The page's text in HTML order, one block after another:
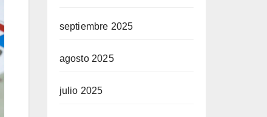
septiembre 2025
agosto 2025
julio 2025